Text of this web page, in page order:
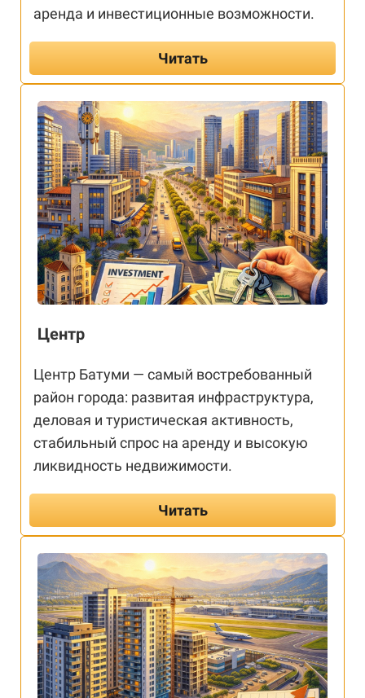
аренда и инвестиционные возможности.
Читать
Центр
Центр Батуми — самый востребованный
район города: развитая инфраструктура,
деловая и туристическая активность,
стабильный спрос на аренду и высокую
ликвидность недвижимости.
Читать